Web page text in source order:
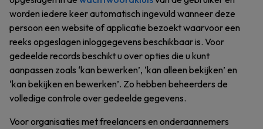
worden iedere keer automatisch ingevuld wanneer deze
persoon een website of applicatie bezoekt waarvoor een
reeks opgeslagen inloggegevens beschikbaar is. Voor
gedeelde records beschikt u over opties die u kunt
aanpassen zoals ‘kan bewerken’, ‘kan alleen bekijken’ en
‘kan bekijken en bewerken’. Zo hebben beheerders de
volledige controle over gedeelde gegevens.
Voor organisaties met freelancers en onderaannemers